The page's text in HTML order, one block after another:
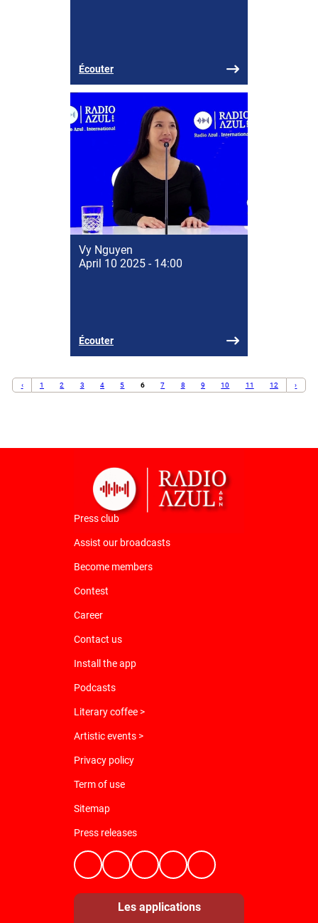
Écouter
Vy Nguyen
April 10 2025 - 14:00
Écouter
‹ 1 2 3 4 5 6 7 8 9 10 11 12 ›
Press club
Assist our broadcasts
Become members
Contest
Career
Contact us
Install the app
Podcasts
Literary coffee >
Artistic events >
Privacy policy
Term of use
Sitemap
Press releases
Les applications